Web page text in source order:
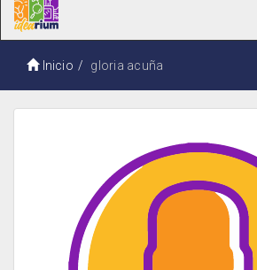
Inicio gloria acuña